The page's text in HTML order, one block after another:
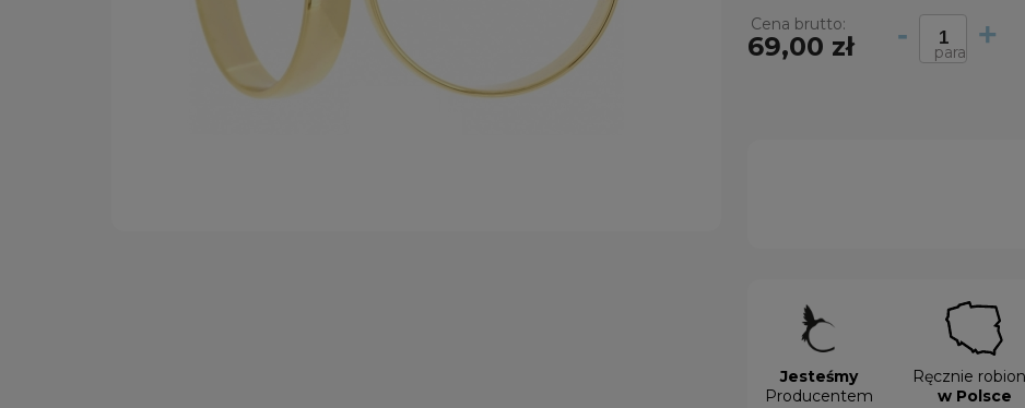
Cena brutto:
69,00 zł - +
para
Jesteśmy
Producentem
Ręcznie
w Polsce